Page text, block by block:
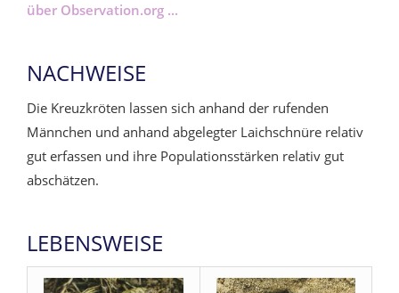
über Observation.org ...
NACHWEISE
Die Kreuzkröten lassen sich anhand der rufenden
Männchen und anhand abgelegter Laichschnüre relativ
gut erfassen und ihre Populationsstärken relativ gut
abschätzen.
LEBENSWEISE